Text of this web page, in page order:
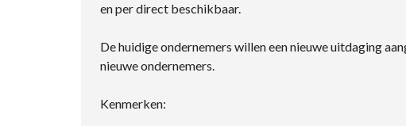
en per direct beschikbaar.
De huidige ondernemers willen een nieuwe uitdaging
nieuwe ondernemers.
Kenmerken: